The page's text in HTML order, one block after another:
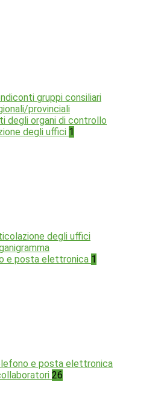
gruppi consiliari
provinciali
degli organi di controllo
degli uffici 1
degli uffici
e posta elettronica 1
e posta elettronica
26